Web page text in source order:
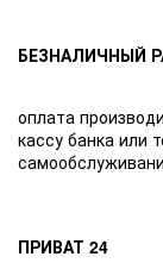
БЕЗНАЛИЧНЫЙ
оплата
кассу банка или
ПРИВАТ 24